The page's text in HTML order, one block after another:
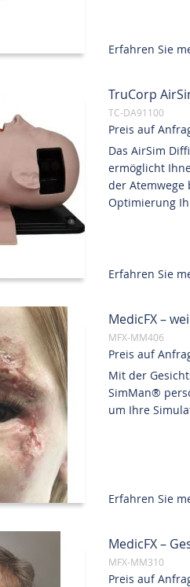
Erfahren Sie
TruCorp
TC-DA91100
Preis auf
Das AirSim
ermöglicht
der Atemwege
Optimierung
Erfahren Sie
MedicFX –
MFX-MM406
Preis auf
Mit der
SimMan®
um Ihre
Erfahren Sie
MedicFX –
MFX-MM310
Preis auf